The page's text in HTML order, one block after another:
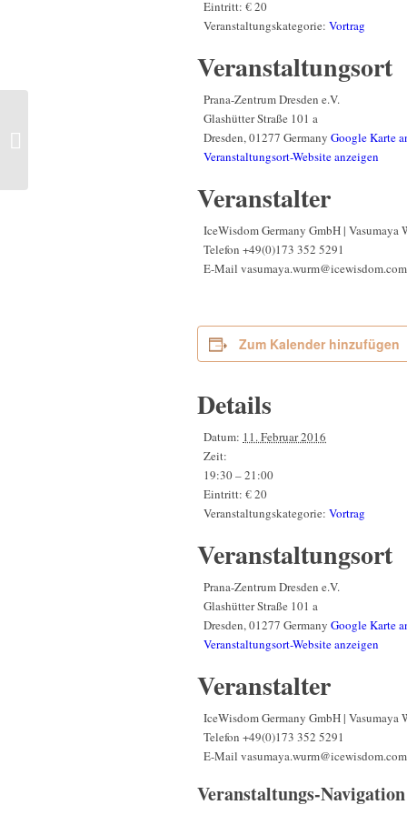
Eintritt: € 20
Veranstaltungskategorie: Vortrag
Veranstaltungsort
Prana-Zentrum Dresden e.V.
Glashütter Straße 101 a
Dresden,01277 Germany Google Karte
Veranstaltungsort-Website anzeigen
Veranstalter
IceWisdom Germany GmbH | Vasumaya
Telefon +49(0)173 352 5291
E-Mail vasumaya.wurm@icewisdom.com
Zum Kalender hinzufügen
Details
Datum: 11. Februar 2016
Zeit:
19:30 – 21:00
Eintritt: € 20
Veranstaltungskategorie: Vortrag
Veranstaltungsort
Prana-Zentrum Dresden e.V.
Glashütter Straße 101 a
Dresden,01277 Germany Google Karte
Veranstaltungsort-Website anzeigen
Veranstalter
IceWisdom Germany GmbH | Vasumaya
Telefon +49(0)173 352 5291
E-Mail vasumaya.wurm@icewisdom.com
Veranstaltungs-Navigation